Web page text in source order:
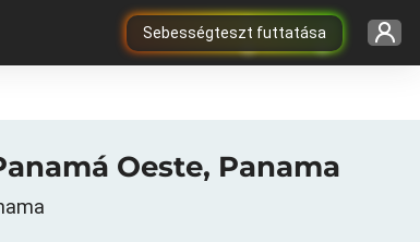
Sebességteszt futtatása
Oeste, Panama